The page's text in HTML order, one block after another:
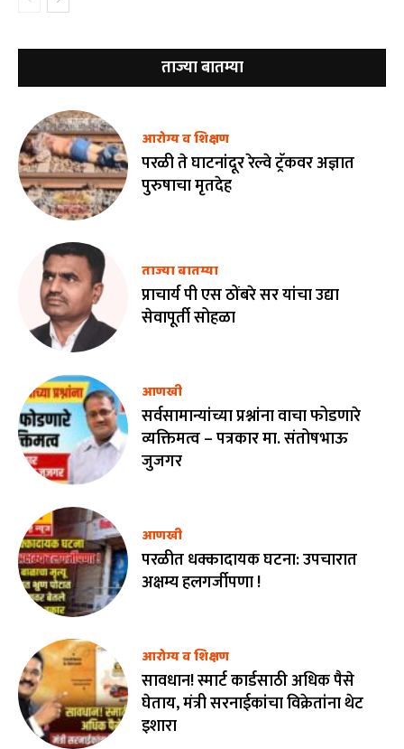
ताज्या बातम्या
आरोग्य व शिक्षण
परळी ते घाटनांदूर रेल्वे ट्रॅकवर अज्ञात
पुरुषाचा मृतदेह
ताज्या बातम्या
प्राचार्य पी एस ठोंबरे सर यांचा उद्या
सेवापूर्ती सोहळा
आणखी
सर्वसामान्यांच्या प्रश्नांना वाचा फोडणारे
व्यक्तिमत्व – पत्रकार मा. संतोषभाऊ
जुजगर
आणखी
परळीत धक्कादायक घटना: उपचारात
अक्षम्य हलगर्जीपणा !
आरोग्य व शिक्षण
सावधान! स्मार्ट कार्डसाठी अधिक पैसे
घेताय, मंत्री सरनाईकांचा विक्रेतांना थेट
इशारा